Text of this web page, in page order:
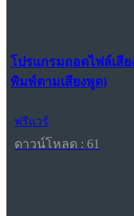
โปรแกรมถอดไฟล์เสี
พิมพ์ตามเสียงพูด)
ฟรีแวร์
ดาวน์โหลด : 61